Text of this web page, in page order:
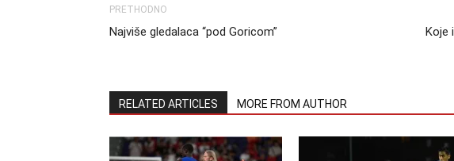
PRETHODNO
Najviše gledalaca “pod Goricom”
Koje
RELATED ARTICLES MORE FROM AUTHOR